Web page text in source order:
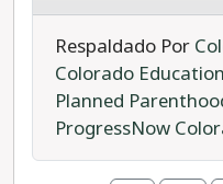
otorgar
comprar alimentos
aumentar los salarios
preparan y sirven
la educación
torno a las comidas
Respaldado Por
Colorado
Planned
ProgressNow